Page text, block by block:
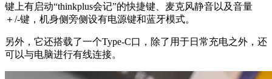
键上有启动“thinkplus会记”的快捷键、麦克风静音以及音量
＋/-键，机身侧旁侧设有电源键和蓝牙模式。
另外，它还搭载了一个Type-C口，除了用于日常充电之外，还
可以与电脑进行有线连接。